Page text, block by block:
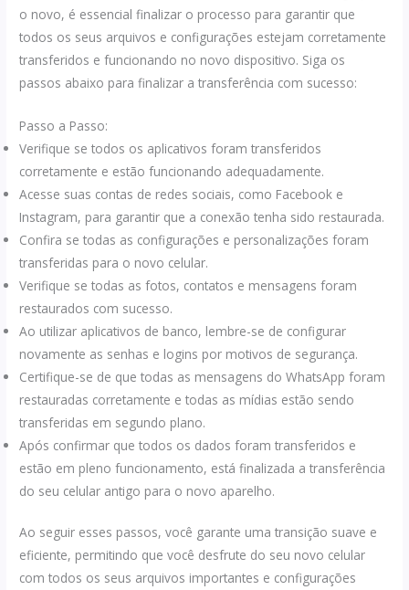
o novo, é essencial finalizar o processo para garantir que
todos os seus arquivos e configurações estejam corretamente
transferidos e funcionando no novo dispositivo. Siga os
passos abaixo para finalizar a transferência com sucesso:
Passo a Passo:
Verifique se todos os aplicativos foram transferidos
corretamente e estão funcionando adequadamente.
Acesse suas contas de redes sociais, como Facebook e
Instagram, para garantir que a conexão tenha sido restaurada.
Confira se todas as configurações e personalizações foram
transferidas para o novo celular.
Verifique se todas as fotos, contatos e mensagens foram
restaurados com sucesso.
Ao utilizar aplicativos de banco, lembre-se de configurar
novamente as senhas e logins por motivos de segurança.
Certifique-se de que todas as mensagens do WhatsApp foram
restauradas corretamente e todas as mídias estão sendo
transferidas em segundo plano.
Após confirmar que todos os dados foram transferidos e
estão em pleno funcionamento, está finalizada a transferência
do seu celular antigo para o novo aparelho.
Ao seguir esses passos, você garante uma transição suave e
eficiente, permitindo que você desfrute do seu novo celular
com todos os seus arquivos importantes e configurações